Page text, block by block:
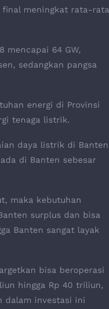
final meningkat rata-rata
mencapai 64 GW,
sedangkan pangsa
energi di Provinsi
tenaga listrik.
daya listrik di Banten
di Banten sebesar
maka kebutuhan
surplus dan bisa
Banten sangat layak
bisa beroperasi
hingga Rp 40 triliun,
dalam investasi ini